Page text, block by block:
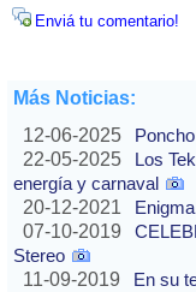
Enviá tu comentario!
Más Noticias:
12-06-2025
22-05-2025
Los
energía y carnaval
20-12-2021
07-10-2019
Stereo
11-09-2019
En su